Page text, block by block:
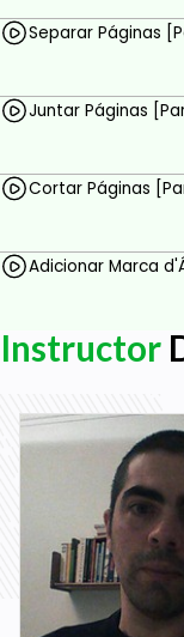
Obter
Visual Studio
Microsoft" e
Separar Páginas
Juntar Páginas
Cortar Páginas
Adicionar Marca
Instructor